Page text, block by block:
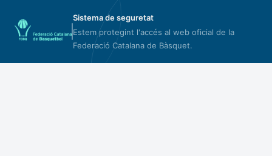
Sistema de seguretat
Estem protegint l'accés al web oficial de la
Federació Catalana de Bàsquet.